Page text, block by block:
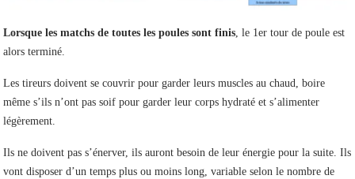
Lorsque les matchs de toutes les poules sont finis, le 1er tour de poule est
alors terminé.
Les tireurs doivent se couvrir pour garder leurs muscles au chaud, boire
même s’ils n’ont pas soif pour garder leur corps hydraté et s’alimenter
légèrement.
Ils ne doivent pas s’énerver, ils auront besoin de leur énergie pour la suite. Ils
vont disposer d’un temps plus ou moins long, variable selon le nombre de